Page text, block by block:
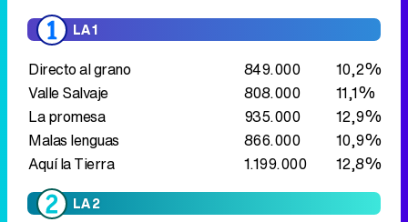
Malas lenguas
866.000
10,9%
Aquí la Tierra
1.199.000 12,8%
LA 2
Saber y ganar 682.000
7,3%
Grandes documentales
314.000
3,9%
Belleza septentrional
la costa
326.000
3,9%
Animales extraordinarios de
290.000
3,8%